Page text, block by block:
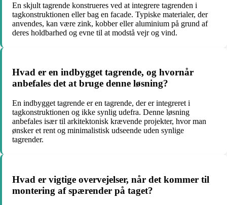
En skjult tagrende konstrueres ved at integrere tagrenden i
tagkonstruktionen eller bag en facade. Typiske materialer, der
anvendes, kan være zink, kobber eller aluminium på grund af
deres holdbarhed og evne til at modstå vejr og vind.
Hvad er en indbygget tagrende, og hvornår
anbefales det at bruge denne løsning?
En indbygget tagrende er en tagrende, der er integreret i
tagkonstruktionen og ikke synlig udefra. Denne løsning
anbefales især til arkitektonisk krævende projekter, hvor man
ønsker et rent og minimalistisk udseende uden synlige
tagrender.
Hvad er vigtige overvejelser, når det kommer til
montering af spærender på taget?